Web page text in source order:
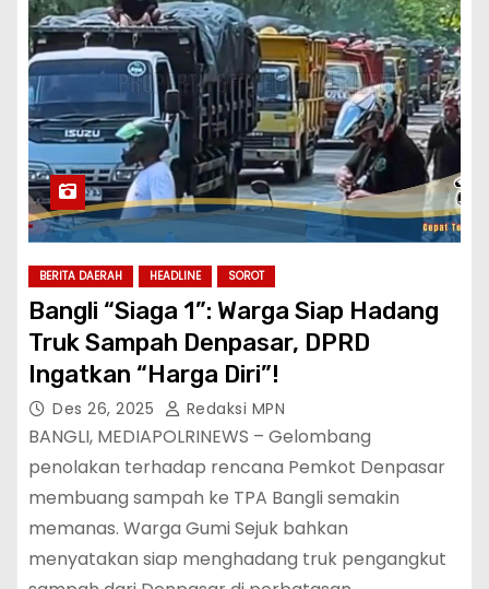
BERITA DAERAH HEADLINE SOROT
Bangli “Siaga 1”: Warga Siap Hadang
Truk Sampah Denpasar, DPRD
Ingatkan “Harga Diri”!
Des 26, 2025 Redaksi MPN
BANGLI, MEDIAPOLRINEWS – Gelombang
penolakan terhadap rencana Pemkot Denpasar
membuang sampah ke TPA Bangli semakin
memanas. Warga Gumi Sejuk bahkan
menyatakan siap menghadang truk pengangkut